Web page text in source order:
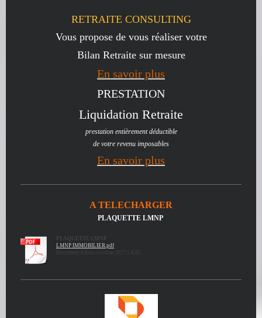
RETRAITE CONSULTING
Vous propose de vous réaliser votre
Bilan Retraite sur mesure
En savoir plus
PRESTATION
Liquidation Retraite
prestation entièrement déductible
de votre revenu imposables
En savoir plus
A TELECHARGER
PLAQUETTE LMNP
PLAQUETTE LMNP
LMNP IMMOBILIER.pdf
Document Adobe Acrobat [927.5 KB]